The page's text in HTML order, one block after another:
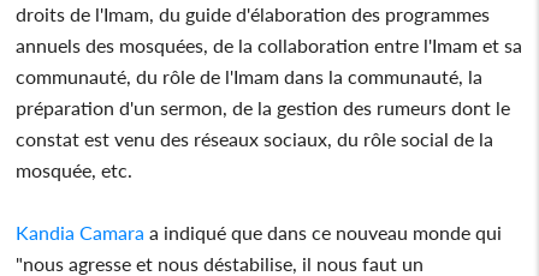
droits de l'Imam, du guide d'élaboration des programmes
annuels des mosquées, de la collaboration entre l'Imam et sa
communauté, du rôle de l'Imam dans la communauté, la
préparation d'un sermon, de la gestion des rumeurs dont le
constat est venu des réseaux sociaux, du rôle social de la
mosquée, etc.
Kandia Camara a indiqué que dans ce nouveau monde qui
"nous agresse et nous déstabilise, il nous faut un